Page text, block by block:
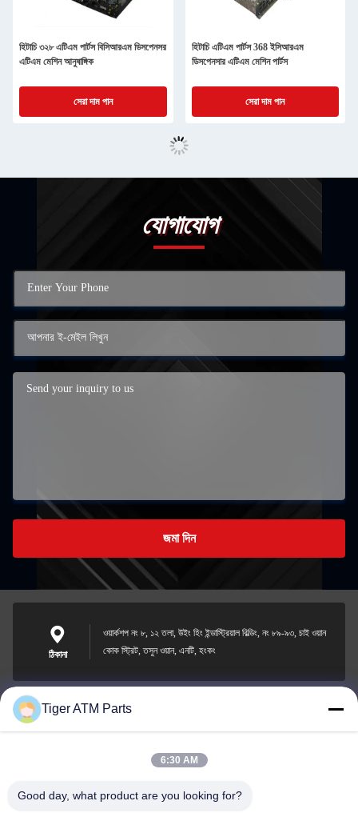
হিটাচি ৩২৮ এটিএম পার্টস বিসিআরএম ডিসপেনসর
এটিএম মেশিন আনুষাঙ্গিক
সেরা দাম পান
হিটাচি এটিএম পার্টস 368 ইসিআরএম
ডিসপেনসার এটিএম মেশিন পার্টস
সেরা দাম পান
যোগাযোগ
জমা দিন
ঠিকানা
ওয়ার্কশপ নং ৮, ১২ তলা, উইং হিং ইন্ডাস্ট্রিয়াল বিল্ডিং, নং ৮৯-৯৩, চাই ওয়ান
কোক স্ট্রিট, তসুন ওয়ান, এনটি, হংকং
sales@atmpart.com.cn
Tiger ATM Parts
6:30 AM
Good day, what product are you looking for?